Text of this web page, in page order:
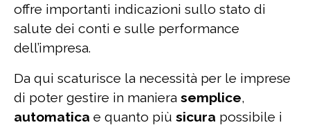
offre importanti indicazioni sullo stato di
salute dei conti e sulle performance
dell’impresa.
Da qui scaturisce la necessità per le imprese
di poter gestire in maniera semplice,
automatica e quanto più sicura possibile i